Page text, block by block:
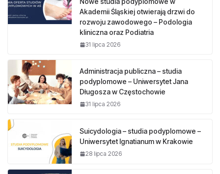
Akademii Śląskiej otwierają drzwi do
rozwoju zawodowego – Podologia
kliniczna oraz Podiatria
31 lipca 2026
Administracja publiczna – studia
podyplomowe – Uniwersytet Jana
Długosza w Częstochowie
31 lipca 2026
Suicydologia – studia podyplomowe –
Uniwersytet Ignatianum w Krakowie
28 lipca 2026